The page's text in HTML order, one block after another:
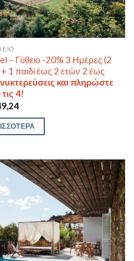
Γύθειο -20% 3 Ημέρες (2
1 παιδί έως 2 ετών 2 έως
και πληρώστε
4!